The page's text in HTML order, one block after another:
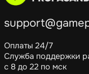
Оплаты 24/7
Служба поддержки
с 8 до 22 по мск